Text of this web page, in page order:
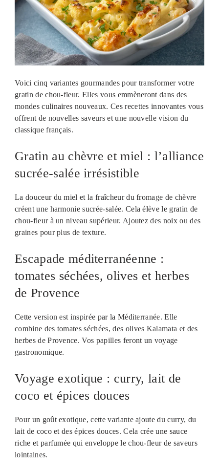
Voici cinq variantes gourmandes pour transformer votre
gratin de chou-fleur. Elles vous emmèneront dans des
mondes culinaires nouveaux. Ces recettes innovantes vous
offrent de nouvelles saveurs et une nouvelle vision du
classique français.
Gratin au chèvre et miel : l’alliance
sucrée-salée irrésistible
La douceur du miel et la fraîcheur du fromage de chèvre
créent une harmonie sucrée-salée. Cela élève le gratin de
chou-fleur à un niveau supérieur. Ajoutez des noix ou des
graines pour plus de texture.
Escapade méditerranéenne :
tomates séchées, olives et herbes
de Provence
Cette version est inspirée par la Méditerranée. Elle
combine des tomates séchées, des olives Kalamata et des
herbes de Provence. Vos papilles feront un voyage
gastronomique.
Voyage exotique : curry, lait de
coco et épices douces
Pour un goût exotique, cette variante ajoute du curry, du
lait de coco et des épices douces. Cela crée une sauce
riche et parfumée qui enveloppe le chou-fleur de saveurs
lointaines.